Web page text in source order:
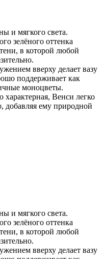
и мягкого света.
зелёного оттенка
в которой любой
вверху делает вазу
поддерживает как
моноцветы.
Венси легко
добавляя ему природной
и мягкого света.
зелёного оттенка
в которой любой
вверху делает вазу